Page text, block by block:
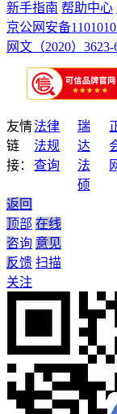
新手指南 帮助中心
京公网安备
网文（2020）3623-
友情
链
接：
法律
法规
查询
瑞
达
法
硕
返回
顶部 在线
咨询 意见
反馈 扫描
关注